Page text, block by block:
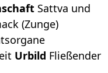
Sattva und
(Zunge)
Urbild Fließender